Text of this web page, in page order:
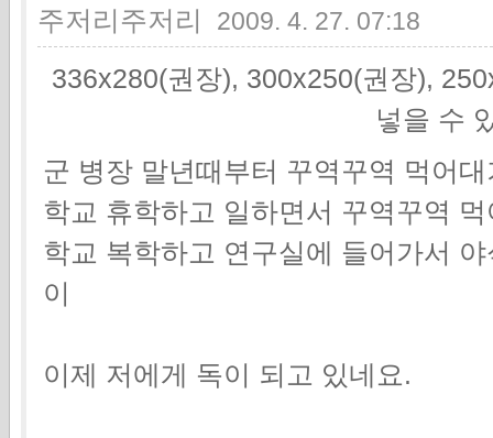
주저리주저리 2009. 4. 27. 07:18
336x280(권장), 300x250(권장),
넣을 수
군 병장 말년때부터 꾸역꾸역 먹어
학교 휴학하고 일하면서 꾸역꾸역
학교 복학하고 연구실에 들어가서
이
이제 저에게 독이 되고 있네요.